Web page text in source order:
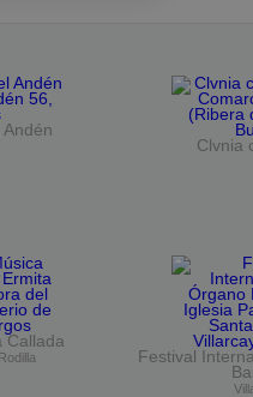
Andén
Clvnia
Callada
Festival